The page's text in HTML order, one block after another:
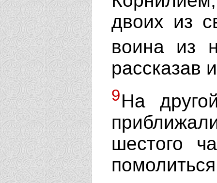
двоих из
воина из
рассказав
9На
шестого